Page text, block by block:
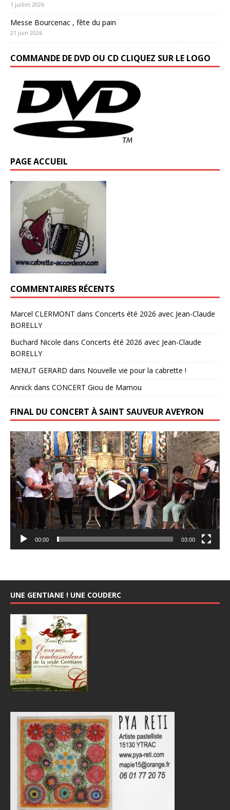
1 juillet 2026
Messe Bourcenac , fête du pain
21 juin 2026
COMMANDE DE DVD OU CD CLIQUEZ SUR LE LOGO
PAGE ACCUEIL
COMMENTAIRES RÉCENTS
Marcel CLERMONT dans Concerts été 2026 avec Jean-Claude
BORELLY
Buchard Nicole dans Concerts été 2026 avec Jean-Claude
BORELLY
MENUT GERARD dans Nouvelle vie pour la cabrette !
Annick dans CONCERT Giou de Mamou
FINAL DU CONCERT À SAINT SAUVEUR AVEYRON
Lecteur
vidéo
00:00 03:00
UNE GENTIANE ! UNE COUDERC